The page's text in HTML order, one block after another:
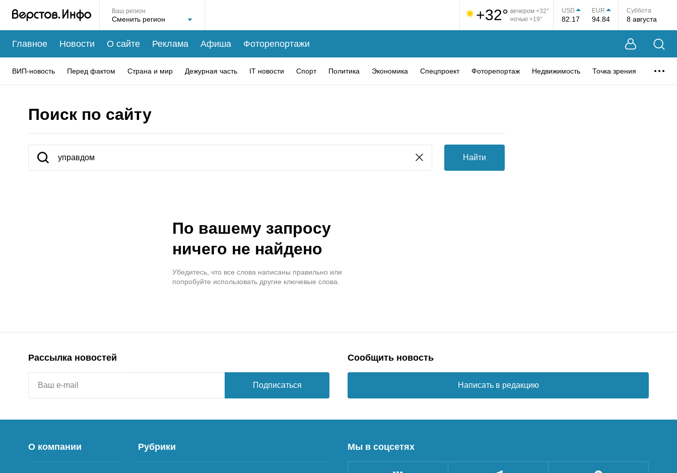
Ваш регион +32° вечером +32°
ночью +19°
USD
82.17
EUR
94.84
Суббота
8 августа
Главное Новости О сайте Реклама Афиша Фоторепортажи
ВИП-новость Перед фактом Страна и мир Дежурная часть IT новости Спорт Политика Экономика Спецпроект Фоторепортаж Недвижимость Точка зрения
Поиск по сайту
Найти
По вашему запросу
ничего не найдено
Убедитесь, что все слова написаны правильно или
попробуйте использовать другие ключевые слова.
Рассылка новостей
Подписаться
Сообщить новость
Написать в редакцию
О компании Рубрики Мы в соцсетях